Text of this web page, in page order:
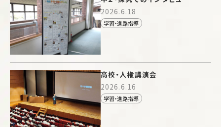
2026.6.18
学習・進路指導
高校・人権講演会
2026.6.16
学習・進路指導